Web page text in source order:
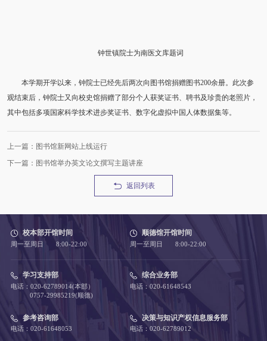
钟世镇院士为南医文库题词
本学期开学以来，钟院士已经先后两次向图书馆捐赠图书200余册。此次参
观结束后，钟院士又向校史馆捐赠了部分个人获奖证书、聘书及珍贵的老照片，
其中包括多项国家科学技术进步奖证书、数字化虚拟中国人体数据集等。
上一篇：图书馆新网站上线运行
下一篇：图书馆举办英文论文撰写主题讲座
返回列表
校本部开馆时间
周一至周日 8:00-22:00
顺德馆开馆时间
周一至周日 8:00-22:00
学习支持部
电话：020-62789014(本部）
0757-29985219(顺德)
综合业务部
电话：020-61648543
参考咨询部
电话：020-61648053
决策与知识产权信息服务部
电话：020-62789012